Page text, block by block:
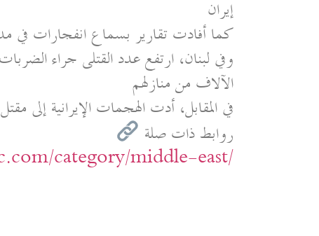
إيران
كما أفادت تقارير بسماع انفجارات في
الآلاف من منازلهم
في المقابل، أدت الهجمات الإيرانية إلى مقتل 11 شخصًا في إسرائيل
روابط ذات صلة
category/middle-east/